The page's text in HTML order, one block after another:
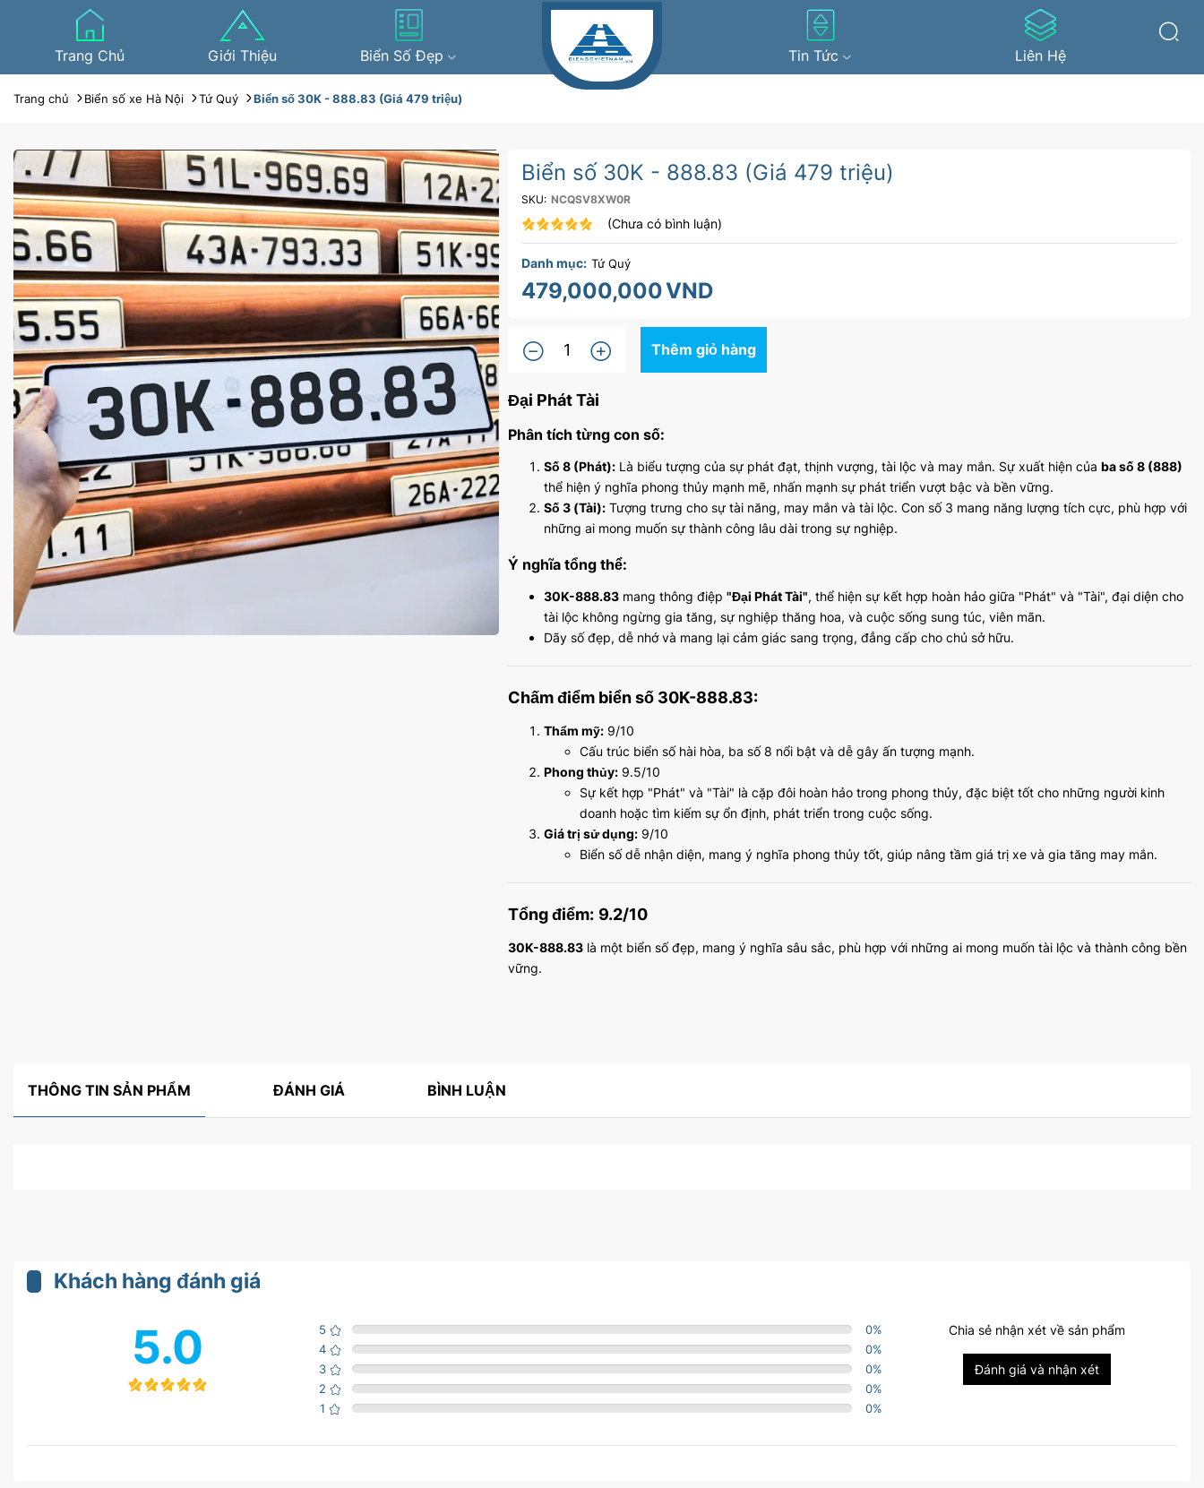
Trang Chủ Giới Thiệu Biển Số Đẹp Tin Tức Liên Hệ
Trang chủ Biển số xe Hà Nội Tứ Quý Biển số 30K - 888.83 (Giá 479 triệu)
Biển số 30K - 888.83 (Giá 479 triệu)
SKU: NCQSV8XW0R
(Chưa có bình luận)
Danh mục: Tứ Quý
479,000,000VND
Thêm giỏ hàng
Đại Phát Tài
Phân tích từng con số:
Số 8 (Phát):Là biểu tượng của sự phát đạt, thịnh vượng, tài lộc và may mắn. Sự xuất hiện của ba số 8 (888)
thể hiện ý nghĩa phong thủy mạnh mẽ, nhấn mạnh sự phát triển vượt bậc và bền vững.
Số 3 (Tài):Tượng trưng cho sự tài năng, may mắn và tài lộc. Con số 3 mang năng lượng tích cực, phù hợp với
những ai mong muốn sự thành công lâu dài trong sự nghiệp.
Ý nghĩa tổng thể:
30K-888.83mang thông điệp "Đại Phát Tài", thể hiện sự kết hợp hoàn hảo giữa "Phát" và "Tài", đại diện cho
tài lộc không ngừng gia tăng, sự nghiệp thăng hoa, và cuộc sống sung túc, viên mãn.
Dãy số đẹp, dễ nhớ và mang lại cảm giác sang trọng, đẳng cấp cho chủ sở hữu.
Chấm điểm biển số 30K-888.83:
Thẩm mỹ:9/10
Cấu trúc biển số hài hòa, ba số 8 nổi bật và dễ gây ấn tượng mạnh.
Phong thủy:9.5/10
Sự kết hợp "Phát" và "Tài" là cặp đôi hoàn hảo trong phong thủy, đặc biệt tốt cho những người kinh
doanh hoặc tìm kiếm sự ổn định, phát triển trong cuộc sống.
Giá trị sử dụng:9/10
Biển số dễ nhận diện, mang ý nghĩa phong thủy tốt, giúp nâng tầm giá trị xe và gia tăng may mắn.
Tổng điểm: 9.2/10
30K-888.83là một biển số đẹp, mang ý nghĩa sâu sắc, phù hợp với những ai mong muốn tài lộc và thành công bền
vững.
THÔNG TIN SẢN PHẨM ĐÁNH GIÁ BÌNH LUẬN
Khách hàng đánh giá
5.0 5 0%
4
0%
3
0%
2
0%
1
0%
Chia sẻ nhận xét về sản phẩm
Đánh giá và nhận xét